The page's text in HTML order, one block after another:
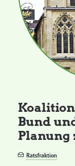
Bund
Planung
Ratsfraktion